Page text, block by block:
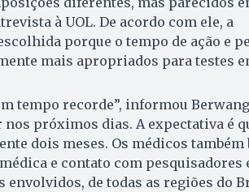
à UOL. De acordo com ele, a
porque o tempo de ação e
mais apropriados para testes
tempo recorde”, informou
próximos dias. A expectativa é
dois meses. Os médicos também
e contato com pesquisadores
envolvidos, de todas as regiões do